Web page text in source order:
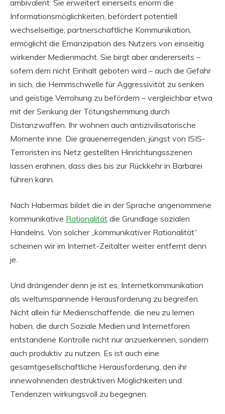
ambivalent: Sie erweitert einerseits enorm die
Informationsmöglichkeiten, befördert potentiell
wechselseitige, partnerschaftliche Kommunikation,
ermöglicht die Emanzipation des Nutzers von einseitig
wirkender Medienmacht. Sie birgt aber andererseits –
sofern dem nicht Einhalt geboten wird – auch die Gefahr
in sich, die Hemmschwelle für Aggressivität zu senken
und geistige Verrohung zu befördern – vergleichbar etwa
mit der Senkung der Tötungshemmung durch
Distanzwaffen. Ihr wohnen auch antizivilisatorische
Momente inne. Die grauenerregenden, jüngst von ISIS-
Terroristen ins Netz gestellten Hinrichtungsszenen
lassen erahnen, dass dies bis zur Rückkehr in Barbarei
führen kann.
Nach Habermas bildet die in der Sprache angenommene
kommunikative Rationalität die Grundlage sozialen
Handelns. Von solcher „kommunikativer Rationalität“
scheinen wir im Internet-Zeitalter weiter entfernt denn
je.
Und drängender denn je ist es, Internetkommunikation
als weltumspannende Herausforderung zu begreifen.
Nicht allein für Medienschaffende, die neu zu lernen
haben, die durch Soziale Medien und Internetforen
entstandene Kontrolle nicht nur anzuerkennen, sondern
auch produktiv zu nutzen. Es ist auch eine
gesamtgesellschaftliche Herausforderung, den ihr
innewohnenden destruktiven Möglichkeiten und
Tendenzen wirkungsvoll zu begegnen.